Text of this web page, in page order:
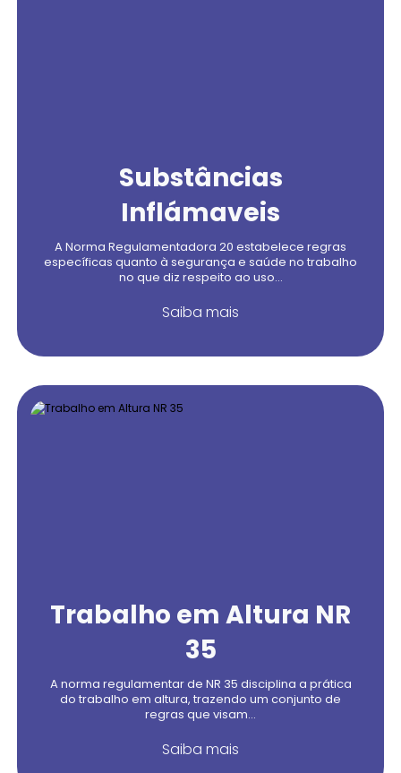
Substâncias
Inflámaveis
A Norma Regulamentadora 20 estabelece regras
específicas quanto à segurança e saúde no trabalho
no que diz respeito ao uso...
Saiba mais
Trabalho em Altura NR
35
A norma regulamentar de NR 35 disciplina a prática
do trabalho em altura, trazendo um conjunto de
regras que visam...
Saiba mais